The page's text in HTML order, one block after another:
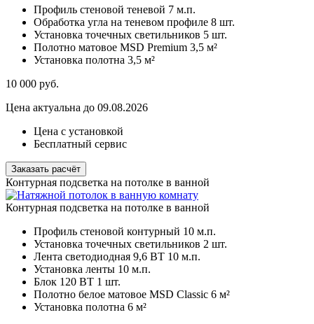
Профиль стеновой теневой 7 м.п.
Обработка угла на теневом профиле 8 шт.
Установка точечных светильников 5 шт.
Полотно матовое MSD Premium 3,5 м²
Установка полотна 3,5 м²
10 000 руб.
Цена актуальна до 09.08.2026
Цена с установкой
Бесплатный сервис
Заказать расчёт
Контурная подсветка на потолке в ванной
Контурная подсветка на потолке в ванной
Профиль стеновой контурный 10 м.п.
Установка точечных светильников 2 шт.
Лента светодиодная 9,6 ВТ 10 м.п.
Установка ленты 10 м.п.
Блок 120 ВТ 1 шт.
Полотно белое матовое MSD Classic 6 м²
Установка полотна 6 м²